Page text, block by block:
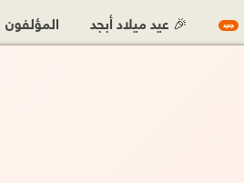
جديد 🎉 عيد ميلاد أبجد المؤلفون